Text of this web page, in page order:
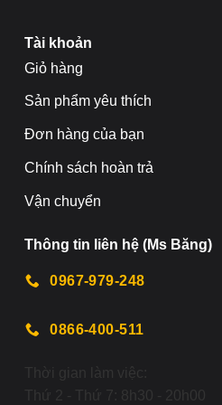
Tài khoản
Giỏ hàng
Sản phẩm yêu thích
Đơn hàng của bạn
Chính sách hoàn trả
Vận chuyển
Thông tin liên hệ (Ms Băng)
0967-979-248
0866-400-511
Thời gian làm việc:
Thứ 2 - Thứ 7: 8h30 - 20h00